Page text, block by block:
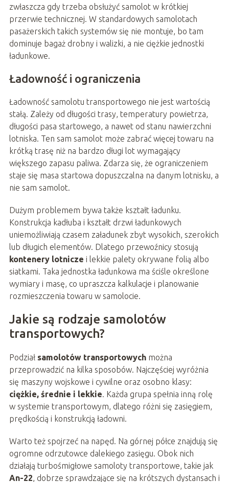
zwłaszcza gdy trzeba obsłużyć samolot w krótkiej
przerwie technicznej. W standardowych samolotach
pasażerskich takich systemów się nie montuje, bo tam
dominuje bagaż drobny i walizki, a nie ciężkie jednostki
ładunkowe.
Ładowność i ograniczenia
Ładowność samolotu transportowego nie jest wartością
stałą. Zależy od długości trasy, temperatury powietrza,
długości pasa startowego, a nawet od stanu nawierzchni
lotniska. Ten sam samolot może zabrać więcej towaru na
krótką trasę niż na bardzo długi lot wymagający
większego zapasu paliwa. Zdarza się, że ograniczeniem
staje się masa startowa dopuszczalna na danym lotnisku, a
nie sam samolot.
Dużym problemem bywa także kształt ładunku.
Konstrukcja kadłuba i kształt drzwi ładunkowych
uniemożliwiają czasem załadunek zbyt wysokich, szerokich
lub długich elementów. Dlatego przewoźnicy stosują
kontenery lotnicze i lekkie palety okrywane folią albo
siatkami. Taka jednostka ładunkowa ma ściśle określone
wymiary i masę, co upraszcza kalkulacje i planowanie
rozmieszczenia towaru w samolocie.
Jakie są rodzaje samolotów
transportowych?
Podział samolotów transportowychmożna
przeprowadzić na kilka sposobów. Najczęściej wyróżnia
się maszyny wojskowe i cywilne oraz osobno klasy:
ciężkie, średnie i lekkie. Każda grupa spełnia inną rolę
w systemie transportowym, dlatego różni się zasięgiem,
prędkością i konstrukcją ładowni.
Warto też spojrzeć na napęd. Na górnej półce znajdują się
ogromne odrzutowce dalekiego zasięgu. Obok nich
działają turbośmigłowe samoloty transportowe, takie jak
An-22, dobrze sprawdzające się na krótszych dystansach i